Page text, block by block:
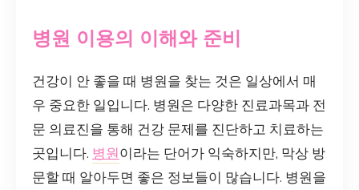
병원 이용의 이해와 준비
건강이 안 좋을 때 병원을 찾는 것은 일상에서 매
우 중요한 일입니다. 병원은 다양한 진료과목과 전
문 의료진을 통해 건강 문제를 진단하고 치료하는
곳입니다. 병원이라는 단어가 익숙하지만, 막상 방
문할 때 알아두면 좋은 정보들이 많습니다. 병원을